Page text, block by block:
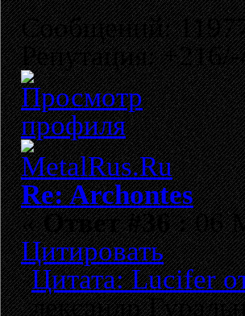
Сообщений:
Репутация:
Re: Archontes
«Ответ #36 :06
Цитировать
Цитата: Lucifer
лександр